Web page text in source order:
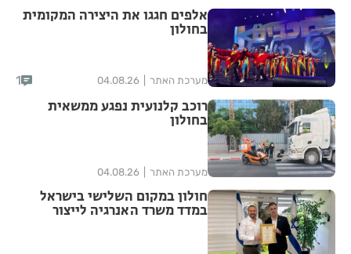
אלפים חגגו את היצירה המקומית
בחולון
מערכת האתר 04.08.26
1
רוכב קלנועית נפגע ממשאית
בחולון
מערכת האתר 04.08.26
חולון במקום השלישי בישראל
במדד משרד האנרגיה לייצור